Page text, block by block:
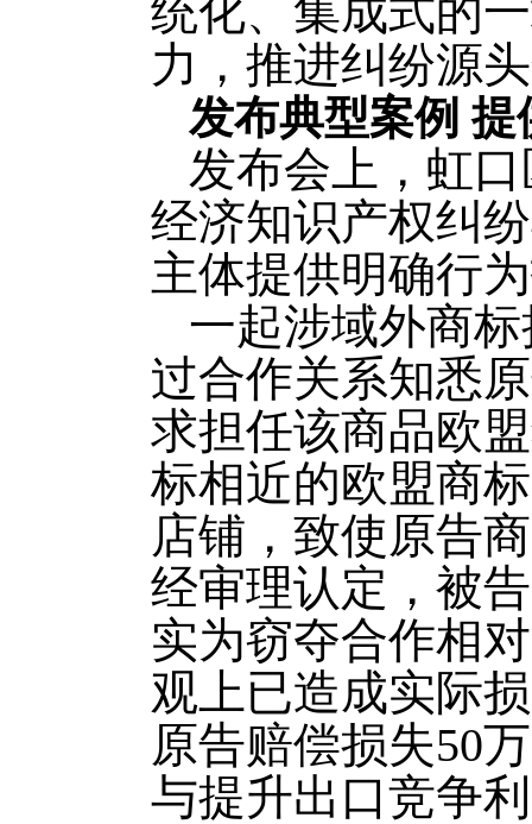
统化、集成式的
力，推进纠纷源
发布典型案例 提
发布会上，虹
经济知识产权纠
主体提供明确行
一起涉域外商
过合作关系知悉
求担任该商品欧
标相近的欧盟商
店铺，致使原告
经审理认定，被
实为窃夺合作相
观上已造成实际
原告赔偿损失50
与提升出口竞争